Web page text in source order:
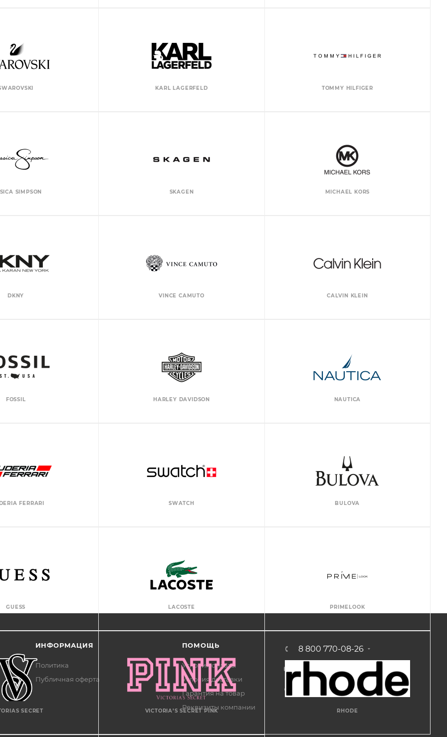
KARL LAGERFELD TOMMY HILFIGER
SIMPSON SKAGEN MICHAEL KORS
DKNY VINCE CAMUTO CALVIN KLEIN
FOSSIL HARLEY DAVIDSON NAUTICA
FERRARI SWATCH BULOVA
GUESS LACOSTE PRIMELOOK
SECRET VICTORIA’S SECRET PINK RHODE
ИНФОРМАЦИЯ
Политика
Публичная оферта
ПОМОЩЬ
Условия оплаты
Условия доставки
Гарантия на товар
Реквизиты компании
8 800 770-08-26
support@primelook.ru